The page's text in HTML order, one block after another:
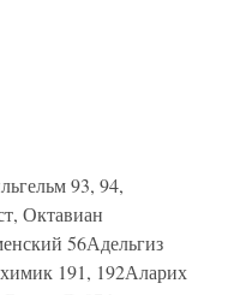
93, 94,
Октавиан
56Адельгиз
191, 192Аларих